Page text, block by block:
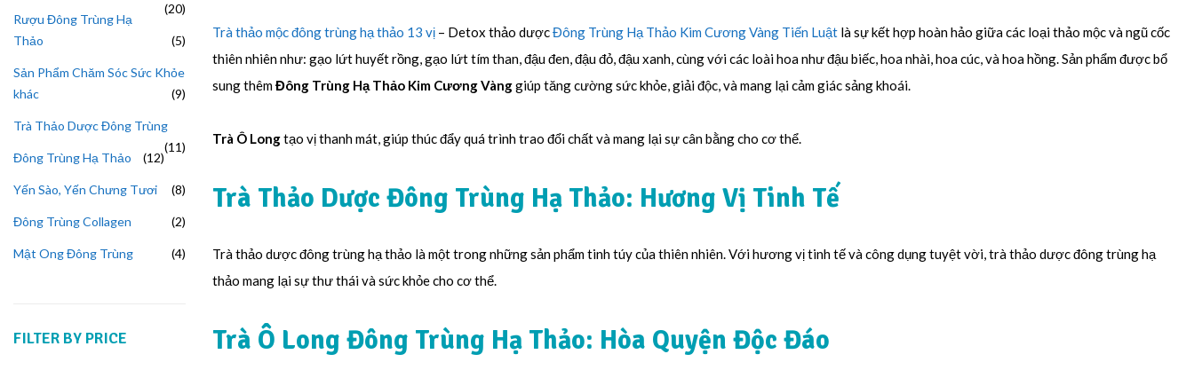
20
Rượu Đông Trùng Hạ
Thảo
5
Sản Phẩm Chăm Sóc Sức Khỏe
khác
9
Trà Thảo Dược Đông Trùng
11
Đông Trùng Hạ Thảo 12
Yến Sào, Yến Chưng Tươi 8
Đông Trùng Collagen 2
Mật Ong Đông Trùng 4
FILTER BY PRICE
Trà thảo mộc đông trùng hạ thảo 13 vị – Detox thảo dượcĐông Trùng Hạ Thảo Kim Cương Vàng Tiến Luật là sự kết hợp hoàn hảo giữa các loại thảo mộc và ngũ cốc
thiên nhiên như: gạo lứt huyết rồng, gạo lứt tím than, đậu đen, đậu đỏ, đậu xanh, cùng với các loài hoa như đậu biếc, hoa nhài, hoa cúc, và hoa hồng. Sản phẩm được bổ
sung thêmĐông Trùng Hạ Thảo Kim Cương Vànggiúp tăng cường sức khỏe, giải độc, và mang lại cảm giác sảng khoái.
Trà Ô Longtạo vị thanh mát, giúp thúc đẩy quá trình trao đổi chất và mang lại sự cân bằng cho cơ thể.
Trà Thảo Dược Đông Trùng Hạ Thảo: Hương Vị Tinh Tế
Trà thảo dược đông trùng hạ thảo là một trong những sản phẩm tinh túy của thiên nhiên. Với hương vị tinh tế và công dụng tuyệt vời, trà thảo dược đông trùng hạ
thảo mang lại sự thư thái và sức khỏe cho cơ thể.
Trà Ô Long Đông Trùng Hạ Thảo: Hòa Quyện Độc Đáo